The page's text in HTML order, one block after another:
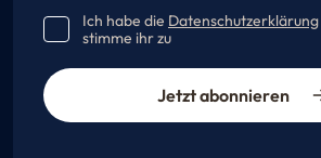
Ich habe die Datenschutzerklärung
stimme ihr zu
Jetzt abonnieren